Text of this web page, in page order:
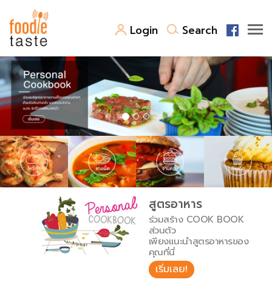
Login Search
สูตรอาหาร
สูตรอาหารล่าสุด
Top Foodie
พาไปชิม
สารพันก้นครัว
เคล็ดลับน่ารู้
เปรียบเทียบหน่วยการตวง
เปรียบเทียบอุณหภูมิ
เปรียบเทียบน้ำหนักวัตถุดิบ
FoodPedia
สร้าง Cookbook
สูตรอาหาร
ร่วมสร้าง COOK BOOK
ส่วนตัว
เพียงแนะนำสูตรอาหารของ
คุณที่นี่
เริ่มเลย!